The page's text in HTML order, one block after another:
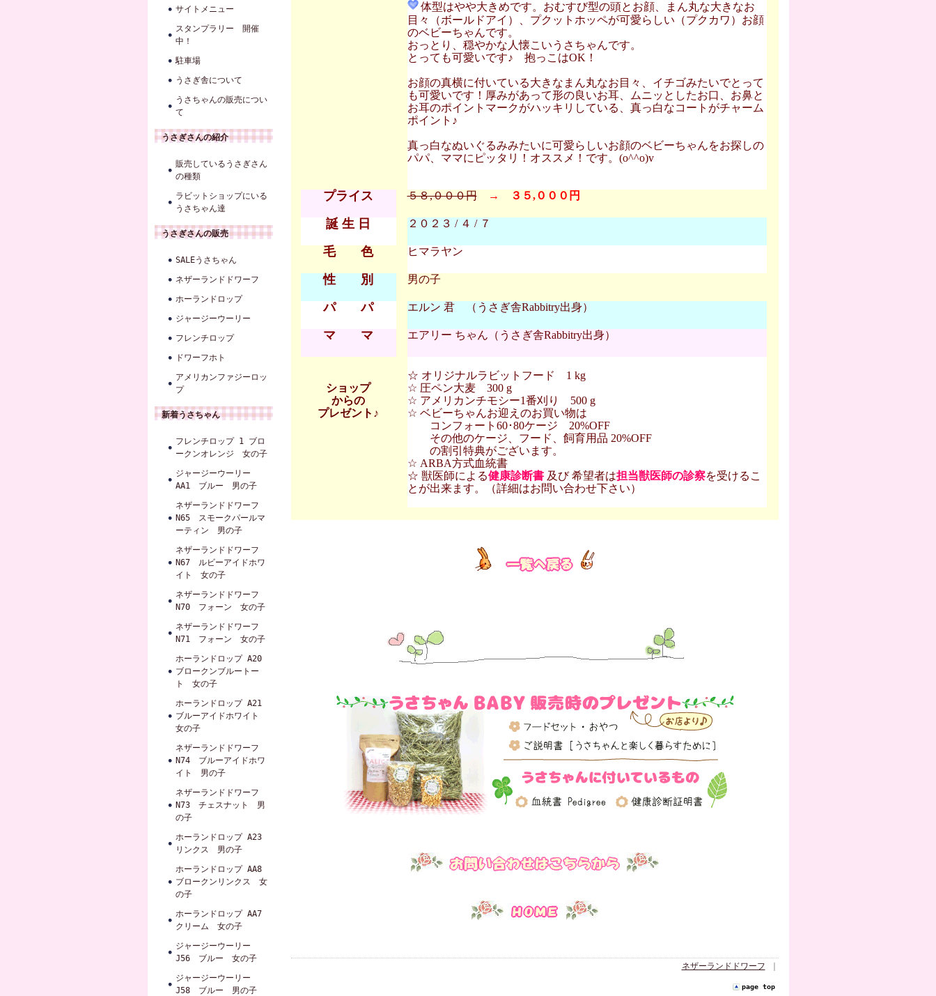
サイトメニュー
スタンプラリー 開催
中！
駐車場
うさぎ舎について
うさちゃんの販売につい
て
うさぎさんの紹介
販売しているうさぎさん
の種類
ラビットショップにいる
うさちゃん達
うさぎさんの販売
SALEうさちゃん
ネザーランドドワーフ
ホーランドロップ
ジャージーウーリー
フレンチロップ
ドワーフホト
アメリカンファジーロッ
プ
新着うさちゃん
フレンチロップ 1 ブロ
ークンオレンジ 女の子
ジャージーウーリー
AA1 ブルー 男の子
ネザーランドドワーフ
N65 スモークパールマ
ーティン 男の子
ネザーランドドワーフ
N67 ルビーアイドホワ
イト 女の子
ネザーランドドワーフ
N70 フォーン 女の子
ネザーランドドワーフ
N71 フォーン 女の子
ホーランドロップ A20
ブロークンブルートー
ト 女の子
ホーランドロップ A21
ブルーアイドホワイト
女の子
ネザーランドドワーフ
N74 ブルーアイドホワ
イト 男の子
ネザーランドドワーフ
N73 チェスナット 男
の子
ホーランドロップ A23
リンクス 男の子
ホーランドロップ AA8
ブロークンリンクス 女
の子
ホーランドロップ AA7
クリーム 女の子
ジャージーウーリー
J56 ブルー 女の子
ジャージーウーリー
J58 ブルー 男の子
体型はやや大きめです。おむすび型の頭とお顔、まん丸な大きなお
目々（ボールドアイ）、プクットホッペが可愛らしい（プクカワ）お顔
のベビーちゃんです。
おっとり、穏やかな人懐こいうさちゃんです。
とっても可愛いです♪ 抱っこはOK！
お顔の真横に付いている大きなまん丸なお目々、イチゴみたいでとって
も可愛いです！厚みがあって形の良いお耳、ムニッとしたお口、お鼻と
お耳のポイントマークがハッキリしている、真っ白なコートがチャーム
ポイント♪
真っ白なぬいぐるみみたいに可愛らしいお顔のベビーちゃんをお探しの
パパ、ママにピッタリ！オススメ！です。(o^^o)v
プライス ５８,０００円 → ３５,０００円
誕 生 日 ２０２３ / ４ / ７
毛 色 ヒマラヤン
性 別 男の子
パ パ エルン 君 （うさぎ舎Rabbitry出身）
マ マ エアリー ちゃん（うさぎ舎Rabbitry出身）
ショップ
からの
プレゼント♪
☆ オリジナルラビットフード 1 kg
☆ 圧ペン大麦 300 g
☆ アメリカンチモシー1番刈り 500 g
☆ ベビーちゃんお迎えのお買い物は
コンフォート60･80ケージ 20%OFF
その他のケージ、フード、飼育用品 20%OFF
の割引特典がございます。
☆ ARBA方式血統書
☆ 獣医師による健康診断書及び 希望者は担当獣医師の診察を受けるこ
とが出来ます。（詳細はお問い合わせ下さい）
ネザーランドドワーフ
page top